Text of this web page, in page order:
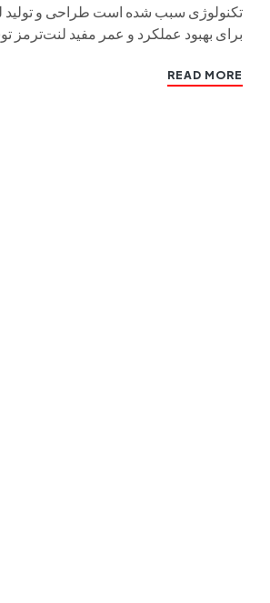
تکنولوژی سبب شده است طراحی و تولید
برای بهبود عملکرد و عمر مفید لنت‌ترمز
READ MORE